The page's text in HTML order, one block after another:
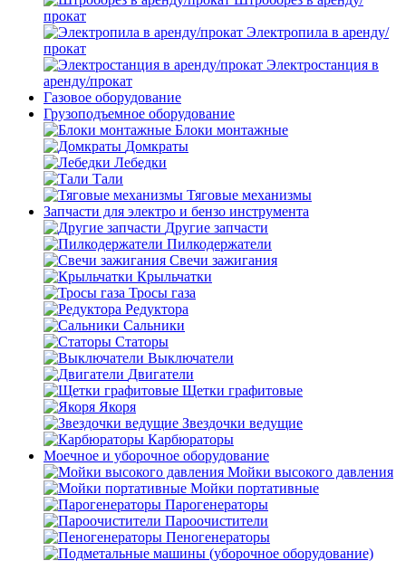
прокат
Электропила в аренду/
прокат
Электростанция в
аренду/прокат
Газовое оборудование
Грузоподъемное оборудование
Блоки монтажные
Домкраты
Лебедки
Тали
Тяговые механизмы
Запчасти для электро и бензо инструмента
Другие запчасти
Пилкодержатели
Свечи зажигания
Крыльчатки
Тросы газа
Редуктора
Сальники
Статоры
Выключатели
Двигатели
Щетки графитовые
Якоря
Звездочки ведущие
Карбюраторы
Моечное и уборочное оборудование
Мойки высокого давления
Мойки портативные
Парогенераторы
Пароочистители
Пеногенераторы